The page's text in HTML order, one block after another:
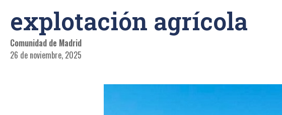
explotación agrícola
Comunidad de Madrid
26 de noviembre, 2025